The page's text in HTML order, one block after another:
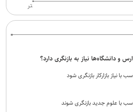
تر
دانشگاه‌ها نیاز به بازنگری دارد؟
نیاز بازارکار بازنگری شود
با علوم جدید بازنگری شوند